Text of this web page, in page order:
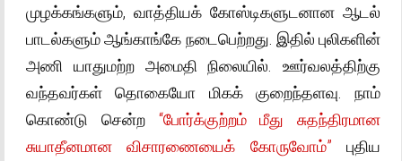
முழக்கங்களும், வாத்தியக் கோஸ்டிகளுடனான ஆடல்
பாடல்களும் ஆங்காங்கே நடைபெற்றது. இதில் புலிகளின்
அணி யாதுமற்ற அமைதி நிலையில். ஊர்வலத்திற்கு
வந்தவர்கள் தொகையோ மிகக் குறைந்தளவு. நாம்
கொண்டு சென்ற “போர்க்குற்றம் மீது சுதந்திரமான
சுயாதீனமான விசாரணையைக் கோருவோம்” புதிய